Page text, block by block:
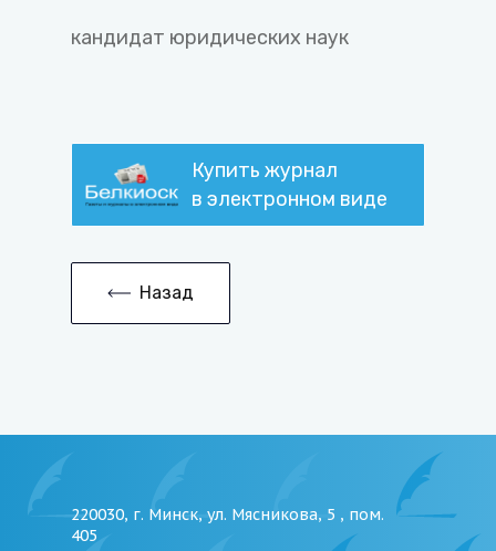
кандидат юридических наук
Купить журнал
в электронном виде
Назад
220030, г. Минск, ул. Мясникова, 5 , пом.
405